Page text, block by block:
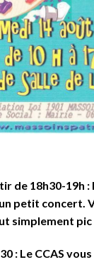
de 18h30-19h
petit concert.
simplement pic
: Le CCAS